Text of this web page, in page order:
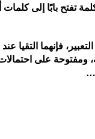
تفتح بابًا إلى
فإنهما التقيا
ومفتوحة على